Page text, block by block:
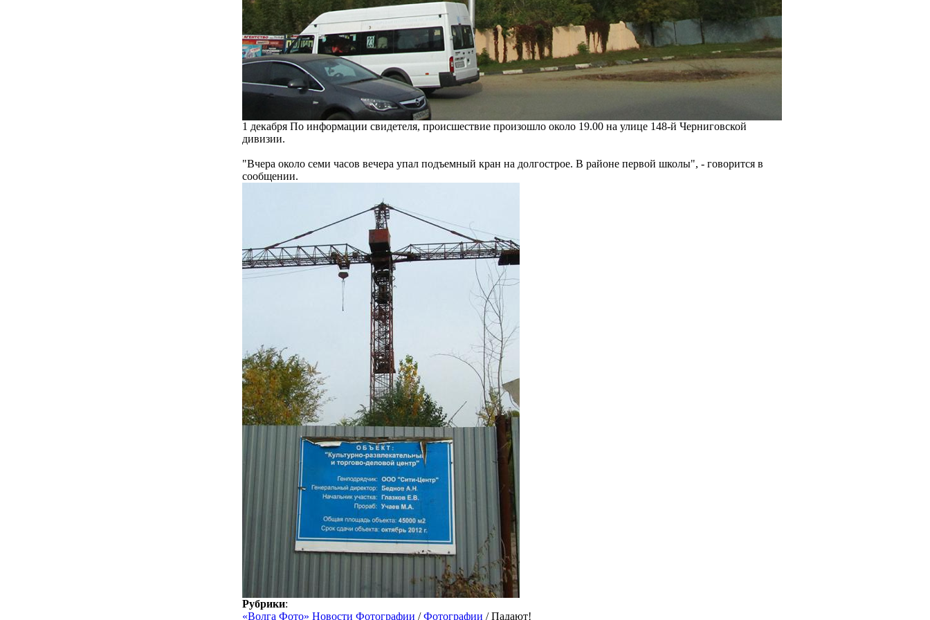
1 декабря По информации свидетеля, происшествие произошло около 19.00 на улице 148-й Черниговской
дивизии.
"Вчера около семи часов вечера упал подъемный кран на долгострое. В районе первой школы", - говорится в
сообщении.
Рубрики:
«Волга Фото» Новости Фотографии /Фотографии / Падают!